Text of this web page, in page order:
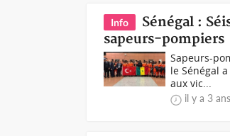
Info
Sénégal :
sapeurs-pompiers
Sapeurs-
le Sénégal
aux vic...
il y a 3 ans